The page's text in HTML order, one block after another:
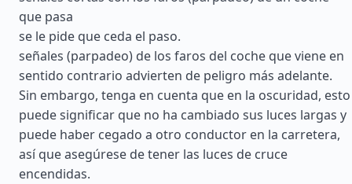
que pasa
se le pide que ceda el paso.
señales (parpadeo) de los faros del coche que viene en
sentido contrario advierten de peligro más adelante.
Sin embargo, tenga en cuenta que en la oscuridad, esto
puede significar que no ha cambiado sus luces largas y
puede haber cegado a otro conductor en la carretera,
así que asegúrese de tener las luces de cruce
encendidas.